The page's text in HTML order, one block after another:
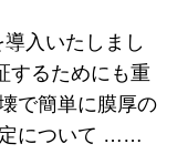
入いたしまし
するためにも重
で簡単に膜厚の
定について ……